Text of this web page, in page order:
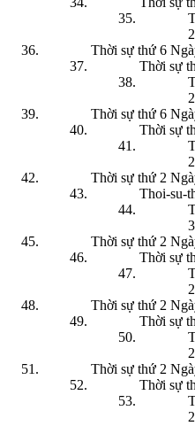
Thời sự thứ 6
Thời sự
Thời sự thứ 6
Thời sự
Thời sự thứ 2
Thoi-su-
Thời sự thứ 2
Thời sự
Thời sự thứ 2
Thời sự
Thời sự thứ 2
Thời sự